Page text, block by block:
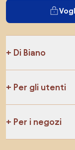
Di Biano
Per gli utenti
Per i negozi